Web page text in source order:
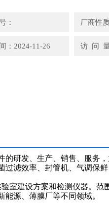
： 厂商性
：2024-11-26 访 问
的研发、生产、销售、服务
过滤效率、封管机、气调保
建设方案和检测仪器。范
源、薄膜厂等不同领域。